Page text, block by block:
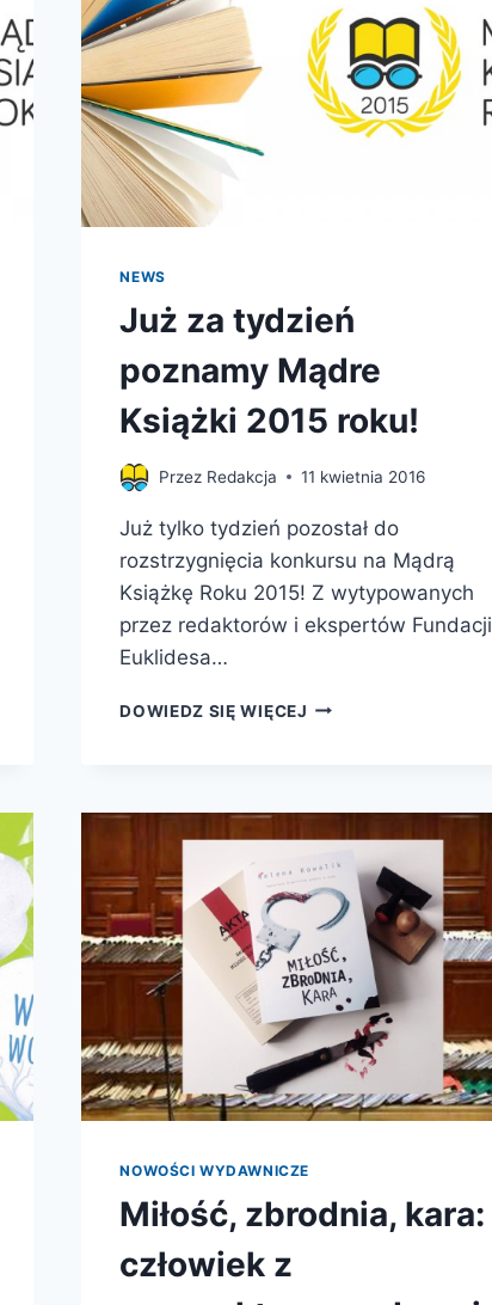
NEWS
Już za tydzień
poznamy Mądre
Książki 2015 roku!
Przez Redakcja 11 kwietnia 2016
Już tylko tydzień pozostał do
rozstrzygnięcia konkursu na Mądrą
Książkę Roku 2015! Z wytypowanych
przez redaktorów i ekspertów Fundacji
Euklidesa…
DOWIEDZ SIĘ WIĘCEJ JUŻ
ROKU!
NOWOŚCI WYDAWNICZE
Miłość, zbrodnia, kara:
człowiek z